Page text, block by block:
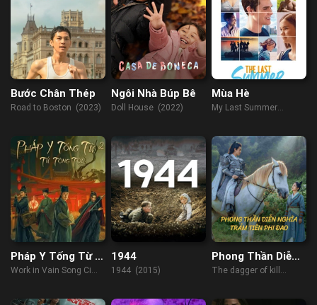
Bước Chân Thép
Road to Boston (2023)
Ngôi Nhà Búp Bê
Doll House (2022)
Mùa Hè
My Last Summer
Pháp Y Tống Từ 2:
Tứ Tông Tội
Work in Vain Song Ci
1944
1944 (2015)
Phong Thần Diễn
Nghĩa: Trảm Tiên
The dagger of kill